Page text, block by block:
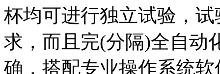
杯均可进行独立试验，
求，而且完(分隔)全自动
确，搭配专业操作系统